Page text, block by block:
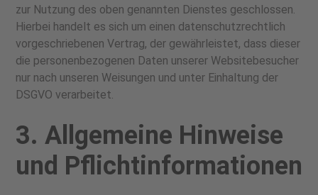
zur Nutzung des oben genannten Dienstes geschlossen.
Hierbei handelt es sich um einen datenschutzrechtlich
vorgeschriebenen Vertrag, der gewährleistet, dass dieser
die personenbezogenen Daten unserer Websitebesucher
nur nach unseren Weisungen und unter Einhaltung der
DSGVO verarbeitet.
3. Allgemeine Hinweise
und Pflicht­informationen